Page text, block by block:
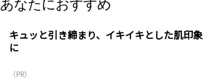
あなたにおすすめ
キュッと引き締まり、イキイキとした肌印象
に
（PR）